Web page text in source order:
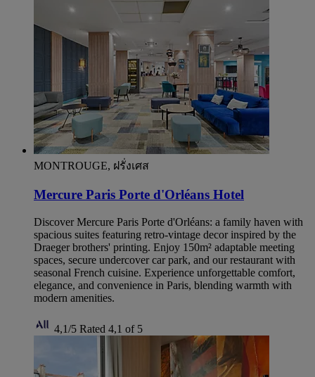
MONTROUGE, ฝรั่งเศส
Mercure Paris Porte d'Orléans Hotel
Discover Mercure Paris Porte d'Orléans: a family haven with
spacious suites featuring retro-vintage decor inspired by the
Draeger brothers' printing. Enjoy 150m² adaptable meeting
spaces, secure undercover car park, and our restaurant with
seasonal French cuisine. Experience unforgettable comfort,
elegance, and convenience in Paris, blending warmth with
modern amenities.
4,1/5 Rated 4,1 of 5